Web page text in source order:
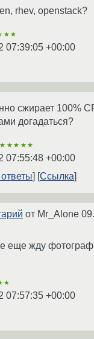
rhev, openstack?
07:39:05 +00:00
сжирает 100%
догадаться?
★★★★★
07:55:48 +00:00
Ссылка
от Mr_Alone
еще жду
07:57:35 +00:00